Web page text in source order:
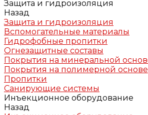
Защита и гидроизоляция
Назад
Защита и гидроизоляция
Вспомогательные материалы
Гидрофобные пропитки
Огнезащитные составы
Покрытия на минеральной
Покрытия на полимерной основе
Пропитки
Санирующие системы
Инъекционное оборудование
Назад